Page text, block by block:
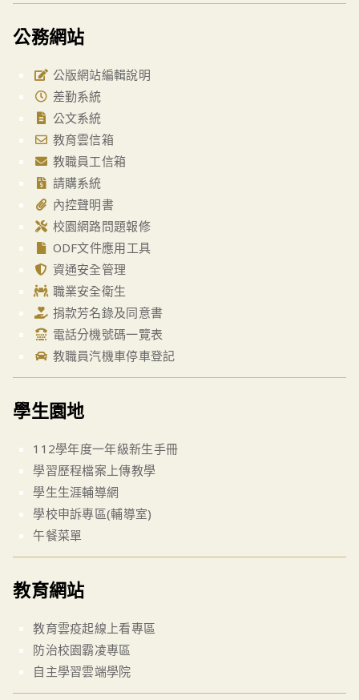
公務網站
公版網站編輯說明
差勤系統
公文系統
教育雲信箱
教職員工信箱
請購系統
內控聲明書
校園網路問題報修
ODF文件應用工具
資通安全管理
職業安全衛生
捐款芳名錄及同意書
電話分機號碼一覽表
教職員汽機車停車登記
學生園地
112學年度一年級新生手冊
學習歷程檔案上傳教學
學生生涯輔導網
學校申訴專區(輔導室)
午餐菜單
教育網站
教育雲疫起線上看專區
防治校園霸凌專區
自主學習雲端學院